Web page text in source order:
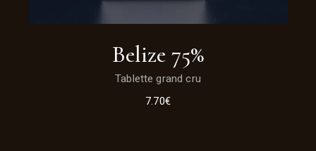
Belize 75%
Tablette grand cru
7.70€